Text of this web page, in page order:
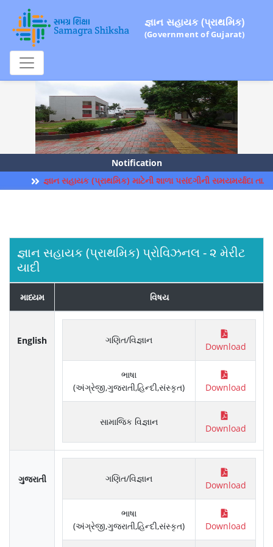
જ્ઞાન સહાયક (પ્રાથમિક)
(Government of Gujarat)
Notification
જ્ઞાન સહાયક (પ્રાથમિક) માટેની શાળા પસંદગીની સમયમર્યાદા
જ્ઞાન સહાયક (પ્રાથમિક) પ્રોવિઝનલ - ૨ મેરીટ
યાદી
માધ્યમ વિષય
English ગણિત/વિજ્ઞાન
Download
ભાષા
(અંગ્રેજી,ગુજરાતી,હિન્દી,સંસ્કૃત)
Download
સામાજિક વિજ્ઞાન
Download
ગુજરાતી ગણિત/વિજ્ઞાન
Download
ભાષા
(અંગ્રેજી,ગુજરાતી,હિન્દી,સંસ્કૃત)
Download